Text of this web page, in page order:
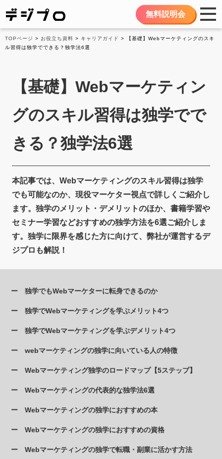
無料説明会
TOPページ > お役立ち資料 > キャリアガイド > 【基礎】Webマーケティングのスキ
ル習得は独学でできる？独学法6選
【基礎】Webマーケティン
グのスキル習得は独学でで
きる？独学法6選
本記事では、Webマーケティングのスキル習得は独学
でも可能なのか、現役マーケター視点で詳しくご紹介し
ます。独学のメリット・デメリットのほか、書籍学習や
セミナー学習などおすすめの独学方法を6選ご紹介しま
す。独学に限界を感じた方に向けて、弊社が運営するデ
ジプロも解説！
独学でもWebマーケターに転身できるのか
独学でWebマーケティングを学ぶメリット4つ
独学でWebマーケティングを学ぶデメリット4つ
webマーケティングの独学に向いている人の特徴
Webマーケティング独学のロードマップ【5ステップ】
Webマーケティングの代表的な独学法6選
Webマーケティングの独学におすすめの本
Webマーケティングの独学におすすめの資格
Webマーケティングの独学で転職・副業に活かす方法